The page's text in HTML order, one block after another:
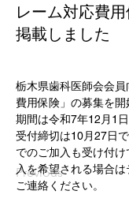
レーム対応費
掲載しました
Previous
栃木県歯科医師会会
費用保険」の募集を
期間は令和7年12月1
受付締切は10月27日
でのご加入も受け付
入を希望される場合
ご連絡ください。